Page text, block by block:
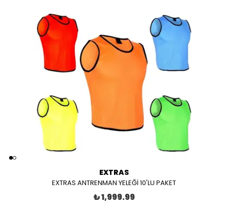
EXTRAS
EXTRAS ANTRENMAN YELEĞİ 10'LU PAKET
₺ 1,999.99